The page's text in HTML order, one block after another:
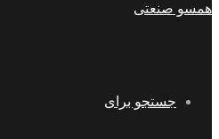
همسو صنعتی
جستجو برای